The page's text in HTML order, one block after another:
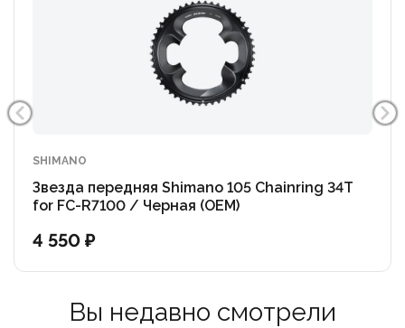
SHIMANO
Звезда передняя Shimano 105 Chainring 34T
for FC-R7100 / Черная (OEM)
4 550 ₽
Вы недавно смотрели